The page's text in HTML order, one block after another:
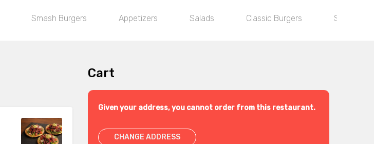
Smash Burgers Appetizers Salads Classic Burgers Special
Cart
Given your address, you cannot order from this restaurant.
CHANGE ADDRESS